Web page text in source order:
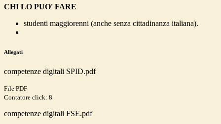
CHI LO PUO' FARE
studenti maggiorenni (anche senza cittadinanza italiana).
Allegati
competenze digitali SPID.pdf
File PDF
Contatore click: 8
competenze digitali FSE.pdf